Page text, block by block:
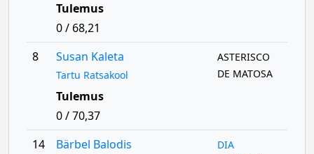
Tulemus
0 / 68,21
8
Susan Kaleta
Tartu Ratsakool
ASTERISCO
DE MATOSA
Tulemus
0 / 70,37
14
Bärbel Balodis
DIA